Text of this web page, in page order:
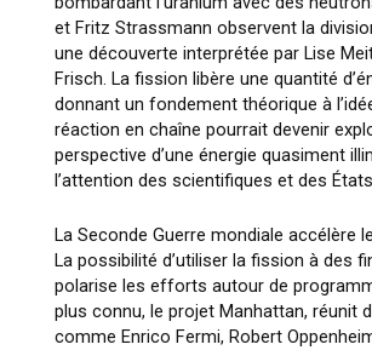
et Fritz Strassmann observent la
une découverte interprétée par Lise
Frisch. La fission libère une quantité
donnant un fondement théorique à
réaction en chaîne pourrait devenir
perspective d’une énergie quasiment
l’attention des scientifiques et des
La Seconde Guerre mondiale accélère
La possibilité d’utiliser la fission à des
polarise les efforts autour de
plus connu, le projet Manhattan, réunit
comme Enrico Fermi, Robert